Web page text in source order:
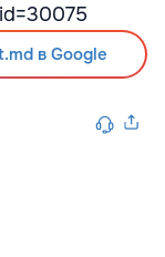
в Google